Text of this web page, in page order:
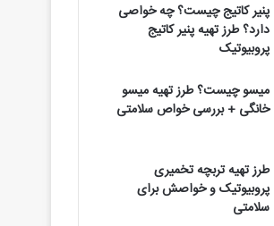
پنیر کاتیج چیست؟ چه خواصی
دارد؟ طرز تهیه پنیر کاتیج
پروبیوتیک
میسو چیست؟ طرز تهیه میسو
خانگی + بررسی خواص سلامتی
طرز تهیه تربچه تخمیری
پروبیوتیک و خواصش برای
سلامتی